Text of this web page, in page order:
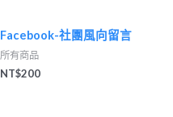
Facebook-社團風向留言
所有商品
NT$200